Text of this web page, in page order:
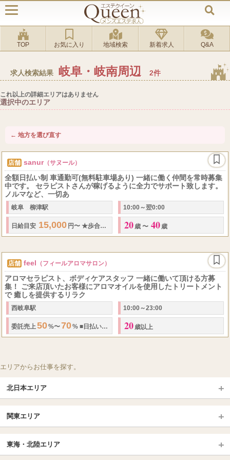
TOP お気に入り 地域検索 新着求人 Q&A
求人検索結果 岐阜・岐南周辺 2件
これ以上の詳細エリアはありません
選択中のエリア
← 地方を選び直す
店舗 sanur（サヌール）
全額日払い制 車通勤可(無料駐車場あり) 一緒に働く仲間を常時募集
中です。 セラピストさんが稼げるように全力でサポート致します。
ノルマなど、一切あ
岐阜 柳津駅 10:00～翌0:00
日給 目安 15,000 円〜 ★歩合率 %～ 50 % ★日払いOK
20 歳 〜 40 歳
店舗 feel （フィールアロマサロン）
アロマセラピスト、ボディケアスタッフ 一緒に働いて頂ける方募
集！ ご来店頂いたお客様にアロマオイルを使用したトリートメント
で 癒しを提供するリラク
西岐阜駅 10:00～23:00
委託売上50%〜70% ■ 日払いOK 雑費負担なし
20 歳以上
エリアからお仕事を探す。
北日本エリア
北海道（札幌・旭川・函館）
青森
岩手 (盛岡・北上)
福島 (いわき・郡山)
山形
関東エリア
大宮・浦和・川口 越谷・春日部
東海・北陸エリア